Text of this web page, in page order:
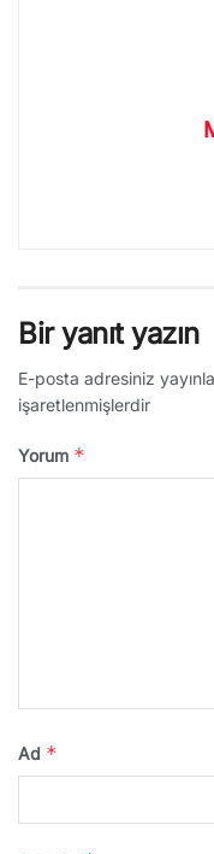
Bir yanıt yazın
E-posta adresiniz
işaretlenmişlerdir
Yorum *
Ad *